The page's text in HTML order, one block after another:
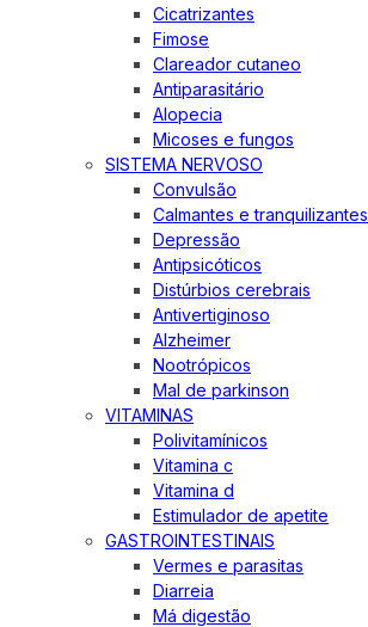
Cicatrizantes
Fimose
Clareador cutaneo
Antiparasitário
Alopecia
Micoses e fungos
SISTEMA NERVOSO
Convulsão
Calmantes e tranquilizantes
Depressão
Antipsicóticos
Distúrbios cerebrais
Antivertiginoso
Alzheimer
Nootrópicos
Mal de parkinson
VITAMINAS
Polivitamínicos
Vitamina c
Vitamina d
Estimulador de apetite
GASTROINTESTINAIS
Vermes e parasitas
Diarreia
Má digestão